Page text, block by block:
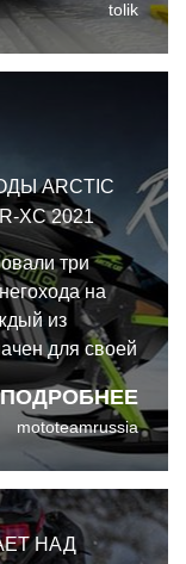
того,
Z - но это
tolik
ARCTIC
XC 2021
ПОДРОБНЕЕ
три
на
из
для своей
- R-M,
mototeamrussia
НАД